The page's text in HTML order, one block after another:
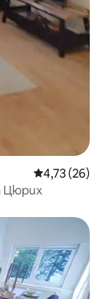
Средна
4,73 (26)
Цюрих